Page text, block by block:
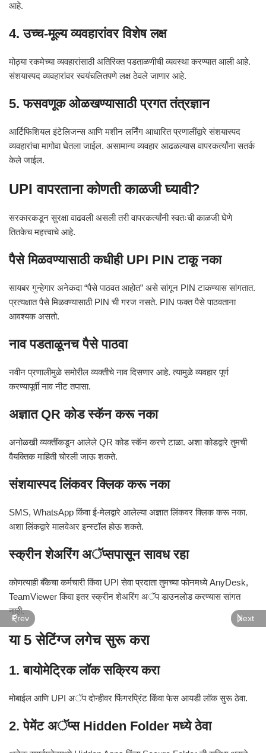
आहे.
4. उच्च-मूल्य व्यवहारांवर विशेष लक्ष
मोठ्या रकमेच्या व्यवहारांसाठी अतिरिक्त पडताळणीची व्यवस्था करण्यात आली आहे.
संशयास्पद व्यवहारांवर स्वयंचलितपणे लक्ष ठेवले जाणार आहे.
5. फसवणूक ओळखण्यासाठी प्रगत तंत्रज्ञान
आर्टिफिशियल इंटेलिजन्स आणि मशीन लर्निंग आधारित प्रणालींद्वारे संशयास्पद
व्यवहारांचा मागोवा घेतला जाईल. असामान्य व्यवहार आढळल्यास वापरकर्त्यांना सतर्क
केले जाईल.
UPI वापरताना कोणती काळजी घ्यावी?
सरकारकडून सुरक्षा वाढवली असली तरी वापरकर्त्यांनी स्वतःची काळजी घेणे
तितकेच महत्त्वाचे आहे.
पैसे मिळवण्यासाठी कधीही UPI PIN टाकू नका
सायबर गुन्हेगार अनेकदा “पैसे पाठवत आहोत” असे सांगून PIN टाकण्यास सांगतात.
प्रत्यक्षात पैसे मिळवण्यासाठी PIN ची गरज नसते. PIN फक्त पैसे पाठवताना
आवश्यक असतो.
नाव पडताळूनच पैसे पाठवा
नवीन प्रणालीमुळे समोरील व्यक्तीचे नाव दिसणार आहे. त्यामुळे व्यवहार पूर्ण
करण्यापूर्वी नाव नीट तपासा.
अज्ञात QR कोड स्कॅन करू नका
अनोळखी व्यक्तींकडून आलेले QR कोड स्कॅन करणे टाळा. अशा कोडद्वारे तुमची
वैयक्तिक माहिती चोरली जाऊ शकते.
संशयास्पद लिंकवर क्लिक करू नका
SMS, WhatsApp किंवा ई-मेलद्वारे आलेल्या अज्ञात लिंकवर क्लिक करू नका.
अशा लिंकद्वारे मालवेअर इन्स्टॉल होऊ शकते.
स्क्रीन शेअरिंग अॅप्सपासून सावध रहा
कोणत्याही बँकेचा कर्मचारी किंवा UPI सेवा प्रदाता तुमच्या फोनमध्ये AnyDesk,
TeamViewer किंवा इतर स्क्रीन शेअरिंग अॅप डाउनलोड करण्यास सांगत
नाही.
या 5 सेटिंग्ज लगेच सुरू करा
1. बायोमेट्रिक लॉक सक्रिय करा
मोबाईल आणि UPI अॅप दोन्हीवर फिंगरप्रिंट किंवा फेस आयडी लॉक सुरू ठेवा.
2. पेमेंट अॅप्स Hidden Folder मध्ये ठेवा
Prev Next